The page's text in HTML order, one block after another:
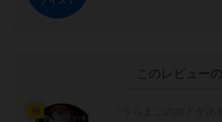
このレビュー